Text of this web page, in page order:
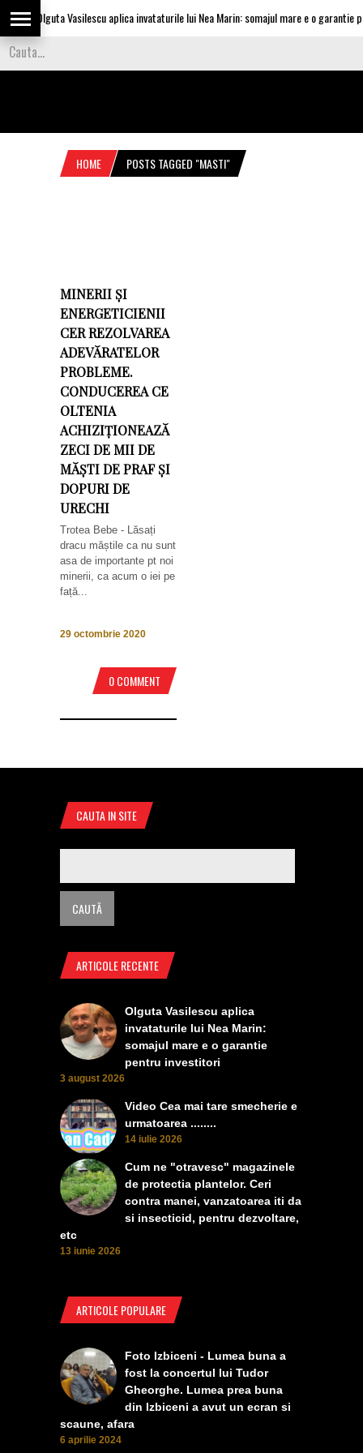
Olguta Vasilescu aplica invataturile lui Nea Marin: somajul mare e o garantie
HOME POSTS TAGGED "MASTI"
MINERII ȘI
ENERGETICIENII
CER REZOLVAREA
ADEVĂRATELOR
PROBLEME.
CONDUCEREA CE
OLTENIA
ACHIZIȚIONEAZĂ
ZECI DE MII DE
MĂȘTI DE PRAF ȘI
DOPURI DE
URECHI
Trotea Bebe - Lăsați
dracu măștile ca nu sunt
asa de importante pt noi
minerii, ca acum o iei pe
față...
29 octombrie 2020
0 COMMENT
CAUTA IN SITE
ARTICOLE RECENTE
Olguta Vasilescu aplica
invataturile lui Nea Marin:
somajul mare e o garantie
pentru investitori
3 august 2026
Video Cea mai tare smecherie e
urmatoarea ........
14 iulie 2026
Cum ne "otravesc" magazinele
de protectia plantelor. Ceri
contra manei, vanzatoarea iti da
si insecticid, pentru dezvoltare,
etc
13 iunie 2026
ARTICOLE POPULARE
Foto Izbiceni - Lumea buna a
fost la concertul lui Tudor
Gheorghe. Lumea prea buna
din Izbiceni a avut un ecran si
scaune, afara
6 aprilie 2024